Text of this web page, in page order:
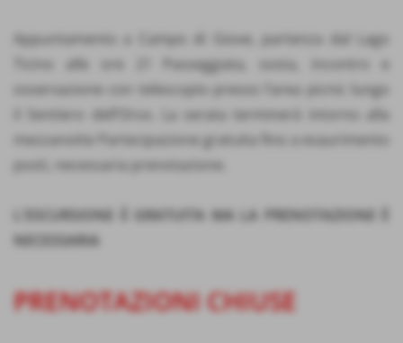
Appuntamento a Campo di Giove, partenza dal Lago
Ticino alle ore 21 Passeggiata, sosta, incontro e
osservazione con telescopio presso l’area picnic lungo
il Sentiero dell’Orso. La serata terminerà intorno alla
mezzanotte Partecipazione gratuita fino a esaurimento
posti, necessaria prenotazione.
L'ESCURSIONE È GRATUITA MA LA PRENOTAZIONE È
NECESSARIA
PRENOTAZIONI CHIUSE